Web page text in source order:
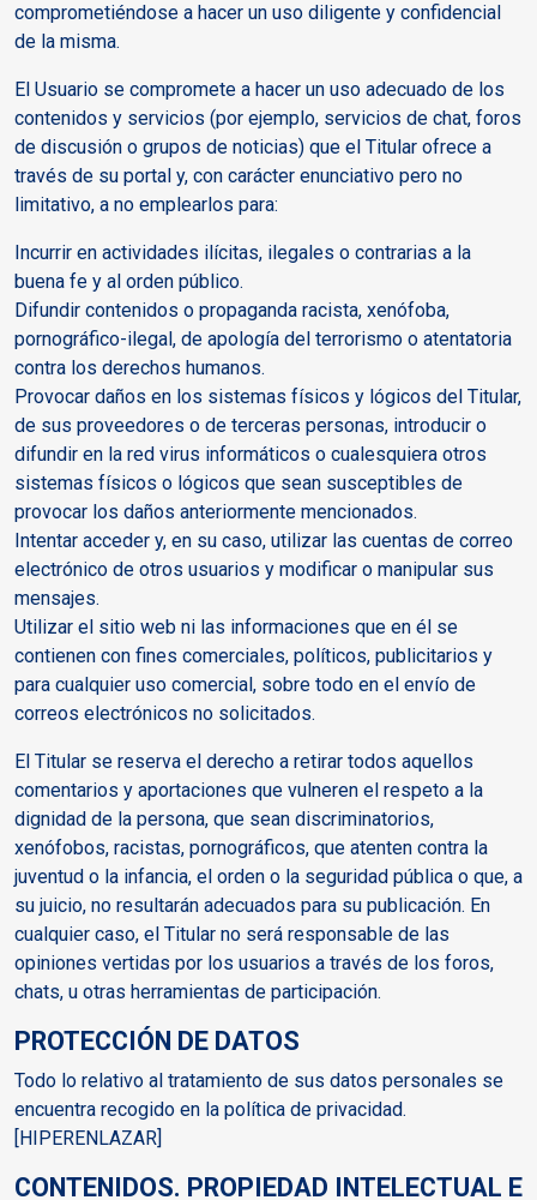
comprometiéndose a hacer un uso diligente y confidencial
de la misma.
El Usuario se compromete a hacer un uso adecuado de los
contenidos y servicios (por ejemplo, servicios de chat, foros
de discusión o grupos de noticias) que el Titular ofrece a
través de su portal y, con carácter enunciativo pero no
limitativo, a no emplearlos para:
Incurrir en actividades ilícitas, ilegales o contrarias a la
buena fe y al orden público.
Difundir contenidos o propaganda racista, xenófoba,
pornográfico-ilegal, de apología del terrorismo o atentatoria
contra los derechos humanos.
Provocar daños en los sistemas físicos y lógicos del Titular,
de sus proveedores o de terceras personas, introducir o
difundir en la red virus informáticos o cualesquiera otros
sistemas físicos o lógicos que sean susceptibles de
provocar los daños anteriormente mencionados.
Intentar acceder y, en su caso, utilizar las cuentas de correo
electrónico de otros usuarios y modificar o manipular sus
mensajes.
Utilizar el sitio web ni las informaciones que en él se
contienen con fines comerciales, políticos, publicitarios y
para cualquier uso comercial, sobre todo en el envío de
correos electrónicos no solicitados.
El Titular se reserva el derecho a retirar todos aquellos
comentarios y aportaciones que vulneren el respeto a la
dignidad de la persona, que sean discriminatorios,
xenófobos, racistas, pornográficos, que atenten contra la
juventud o la infancia, el orden o la seguridad pública o que, a
su juicio, no resultarán adecuados para su publicación. En
cualquier caso, el Titular no será responsable de las
opiniones vertidas por los usuarios a través de los foros,
chats, u otras herramientas de participación.
PROTECCIÓN DE DATOS
Todo lo relativo al tratamiento de sus datos personales se
encuentra recogido en la política de privacidad.
[HIPERENLAZAR]
CONTENIDOS. PROPIEDAD INTELECTUAL E